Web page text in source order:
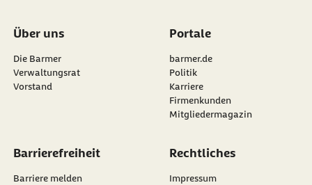
Über uns
Die Barmer
Verwaltungsrat
Vorstand
Portale
barmer.de
Politik
Karriere
Firmenkunden
Mitgliedermagazin
Barrierefreiheit
Barriere melden
Rechtliches
Impressum